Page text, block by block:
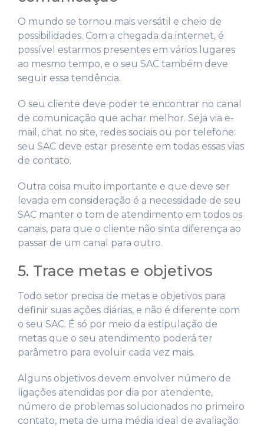
O mundo se tornou mais versátil e cheio de
possibilidades. Com a chegada da internet, é
possível estarmos presentes em vários lugares
ao mesmo tempo, e o seu SAC também deve
seguir essa tendência.
O seu cliente deve poder te encontrar no canal
de comunicação que achar melhor. Seja via e-
mail, chat no site, redes sociais ou por telefone:
seu SAC deve estar presente em todas essas vias
de contato.
Outra coisa muito importante e que deve ser
levada em consideração é a necessidade de seu
SAC manter o tom de atendimento em todos os
canais, para que o cliente não sinta diferença ao
passar de um canal para outro.
5. Trace metas e objetivos
Todo setor precisa de metas e objetivos para
definir suas ações diárias, e não é diferente com
o seu SAC. É só por meio da estipulação de
metas que o seu atendimento poderá ter
parâmetro para evoluir cada vez mais.
Alguns objetivos devem envolver número de
ligações atendidas por dia por atendente,
número de problemas solucionados no primeiro
contato, meta de uma média ideal de avaliação